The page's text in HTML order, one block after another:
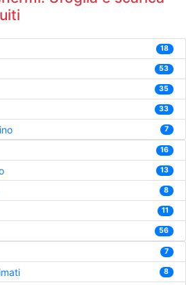
18
53
35
33
7
16
13
8
11
56
7
8